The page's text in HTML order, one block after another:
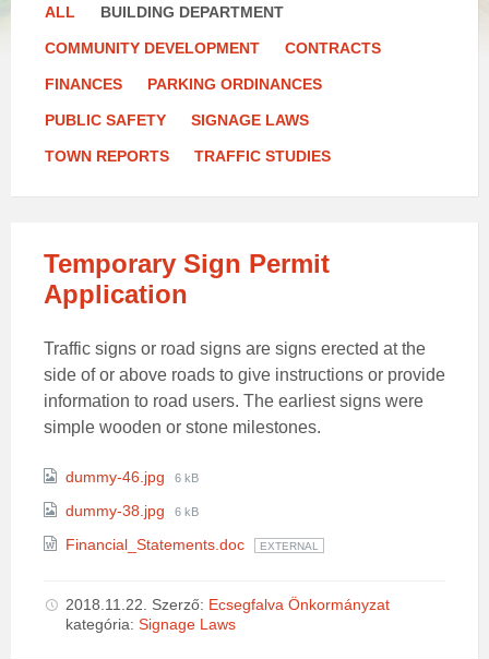
ALL BUILDING DEPARTMENT
COMMUNITY DEVELOPMENT CONTRACTS
FINANCES PARKING ORDINANCES
PUBLIC SAFETY SIGNAGE LAWS
TOWN REPORTS TRAFFIC STUDIES
Temporary Sign Permit
Application
Traffic signs or road signs are signs erected at the
side of or above roads to give instructions or provide
information to road users. The earliest signs were
simple wooden or stone milestones.
Attachments
dummy-46.jpg
File
6 kB
dummy-38.jpg
File
6 kB
Financial_Statements.doc EXTERNAL
2018.11.22. Szerző: Ecsegfalva Önkormányzat
kategória: Signage Laws